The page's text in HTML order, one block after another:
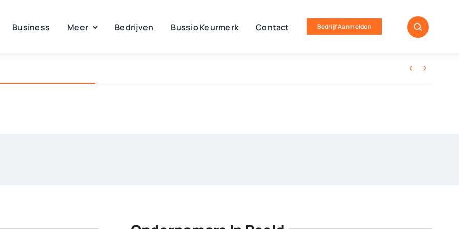
Business Meer Bedrijven Bussio Keurmerk Contact Bedrijf Aanmelden
 